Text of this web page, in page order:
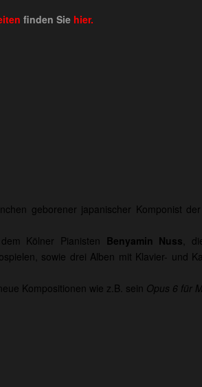
finden Sie hier.
geborener japanischer Komponist
Kölner Pianisten Benyamin Nuss,
sowie drei Alben mit Klavier- und
Kompositionen wie z.B. sein Opus 6 für